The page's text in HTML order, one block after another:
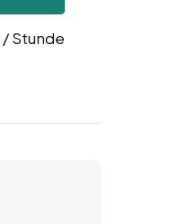
/ Stunde